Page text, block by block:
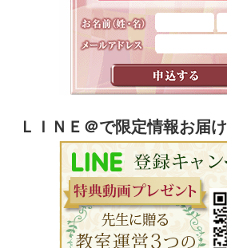
ＬＩＮＥ＠で限定情報お届け